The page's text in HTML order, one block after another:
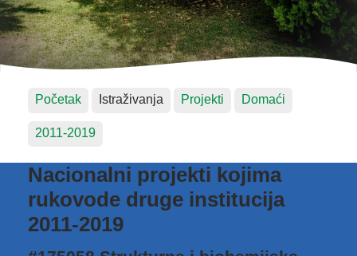
Početak Istraživanja Projekti Domaći
2011-2019
Nacionalni projekti kojima
rukovode druge institucija
2011-2019